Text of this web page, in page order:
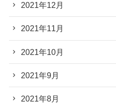
2021年12月
2021年11月
2021年10月
2021年9月
2021年8月